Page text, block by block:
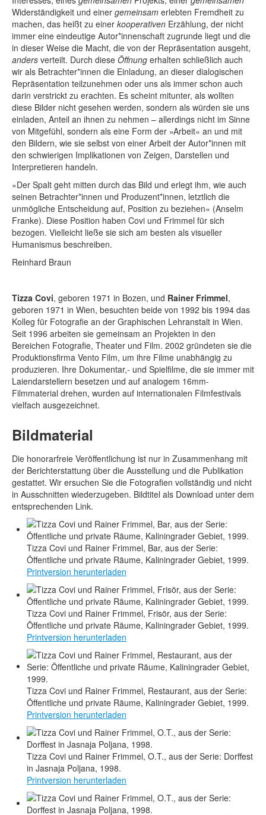
Widerständigkeit und einer gemeinsam erlebten Fremdheit zu
machen, das heißt zu einer kooperativen Erzählung, der nicht
immer eine eindeutige Autor*innenschaft zugrunde liegt und die
in dieser Weise die Macht, die von der Repräsentation ausgeht,
anders verteilt. Durch diese Öffnung erhalten schließlich auch
wir als Betrachter*innen die Einladung, an dieser dialogischen
Repräsentation teilzunehmen oder uns als immer schon auch
darin verstrickt zu erachten. Es scheint mitunter, als wollten
diese Bilder nicht gesehen werden, sondern als würden sie uns
einladen, Anteil an ihnen zu nehmen – allerdings nicht im Sinne
von Mitgefühl, sondern als eine Form der »Arbeit« an und mit
den Bildern, wie sie selbst von einer Arbeit der Autor*innen mit
den schwierigen Implikationen von Zeigen, Darstellen und
Interpretieren handeln.
»Der Spalt geht mitten durch das Bild und erlegt ihm, wie auch
seinen Betrachter*innen und Produzent*innen, letztlich die
unmögliche Entscheidung auf, Position zu beziehen« (Anselm
Franke). Diese Position haben Covi und Frimmel für sich
bezogen. Vielleicht ließe sie sich am besten als visueller
Humanismus beschreiben.
Reinhard Braun
Tizza Covi, geboren 1971 in Bozen, und Rainer Frimmel,
geboren 1971 in Wien, besuchten beide von 1992 bis 1994 das
Kolleg für Fotografie an der Graphischen Lehranstalt in Wien.
Seit 1996 arbeiten sie gemeinsam an Projekten in den
Bereichen Fotografie, Theater und Film. 2002 gründeten sie die
Produktionsfirma Vento Film, um ihre Filme unabhängig zu
produzieren. Ihre Dokumentar,- und Spielfilme, die sie immer mit
Laiendarstellern besetzen und auf analogem 16mm-
Filmmaterial drehen, wurden auf internationalen Filmfestivals
vielfach ausgezeichnet.
Bildmaterial
Die honorarfreie Veröffentlichung ist nur in Zusammenhang mit
der Berichterstattung über die Ausstellung und die Publikation
gestattet. Wir ersuchen Sie die Fotografien vollständig und nicht
in Ausschnitten wiederzugeben. Bildtitel als Download unter dem
entsprechenden Link.
Tizza Covi und Rainer Frimmel, Bar, aus der Serie:
Öffentliche und private Räume, Kaliningrader Gebiet, 1999.
Printversion herunterladen
Tizza Covi und Rainer Frimmel, Frisör, aus der Serie:
Öffentliche und private Räume, Kaliningrader Gebiet, 1999.
Printversion herunterladen
Tizza Covi und Rainer Frimmel, Restaurant, aus der Serie:
Öffentliche und private Räume, Kaliningrader Gebiet, 1999.
Printversion herunterladen
Tizza Covi und Rainer Frimmel, O.T., aus der Serie: Dorffest
in Jasnaja Poljana, 1998.
Printversion herunterladen